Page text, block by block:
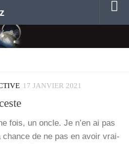
17 JANVIER 2021
fois, un oncle. Je n’en ai pas
chance de ne pas en avoir vrai­